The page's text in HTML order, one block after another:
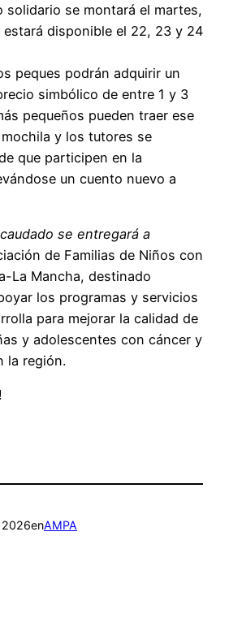
solidario se montará el martes,
estará disponible el 22, 23 y 24
peques podrán adquirir un
simbólico de entre 1 y 3
pequeños pueden traer ese
y los tutores se
que participen en la
un cuento nuevo a
se entregará a
de Familias de Niños con
La Mancha, destinado
los programas y servicios
para mejorar la calidad de
y adolescentes con cáncer y
la región.
2026enAMPA